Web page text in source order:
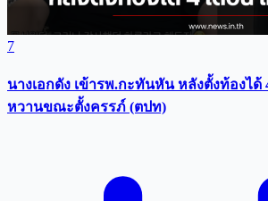
7
นางเอกดัง เข้ารพ.กะทันหัน หลังตั้งท้องได้
หวานขณะตั้งครรภ์ (ตปท)